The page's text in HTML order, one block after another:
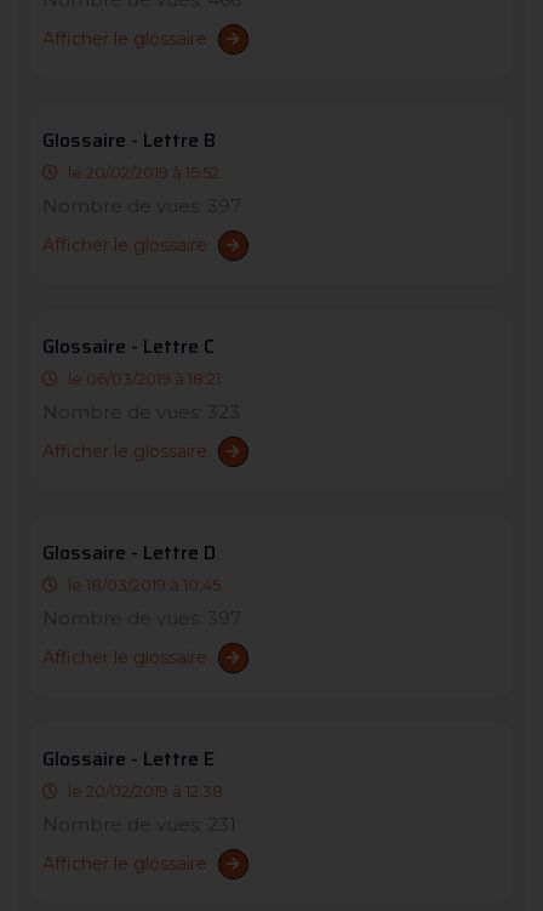
Afficher le glossaire
Glossaire - Lettre B
le 20/02/2019 à 15:52
Afficher le glossaire
Glossaire - Lettre C
le 06/03/2019 à 18:21
Afficher le glossaire
Glossaire - Lettre D
le 18/03/2019 à 10:45
Afficher le glossaire
Glossaire - Lettre E
le 20/02/2019 à 12:38
Afficher le glossaire